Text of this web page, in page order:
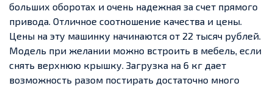
больших оборотах и очень надежная за счет прямого
привода. Отличное соотношение качества и цены.
Цены на эту машинку начинаются от 22 тысяч рублей.
Модель при желании можно встроить в мебель, если
снять верхнюю крышку. Загрузка на 6 кг дает
возможность разом постирать достаточно много